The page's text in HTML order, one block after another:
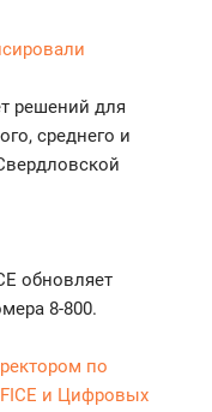
решений для
среднего и
обновляет
8-800.
по
и Цифровых